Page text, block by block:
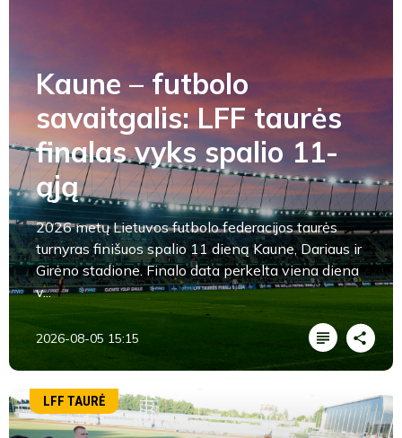
Kaune – futbolo
savaitgalis: LFF taurės
finalas vyks spalio 11-
ąją
2026 metų Lietuvos futbolo federacijos taurės
turnyras finišuos spalio 11 dieną Kaune, Dariaus ir
Girėno stadione. Finalo data perkelta viena diena
v...
2026-08-05 15:15
LFF TAURĖ